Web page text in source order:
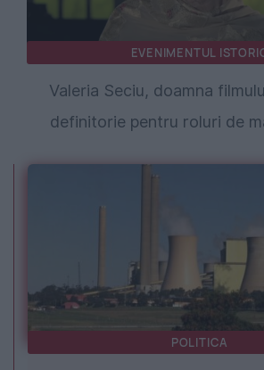
EVENIMENTUL
Valeria Seciu, doamna
definitorie pentru roluri de
POLITICA